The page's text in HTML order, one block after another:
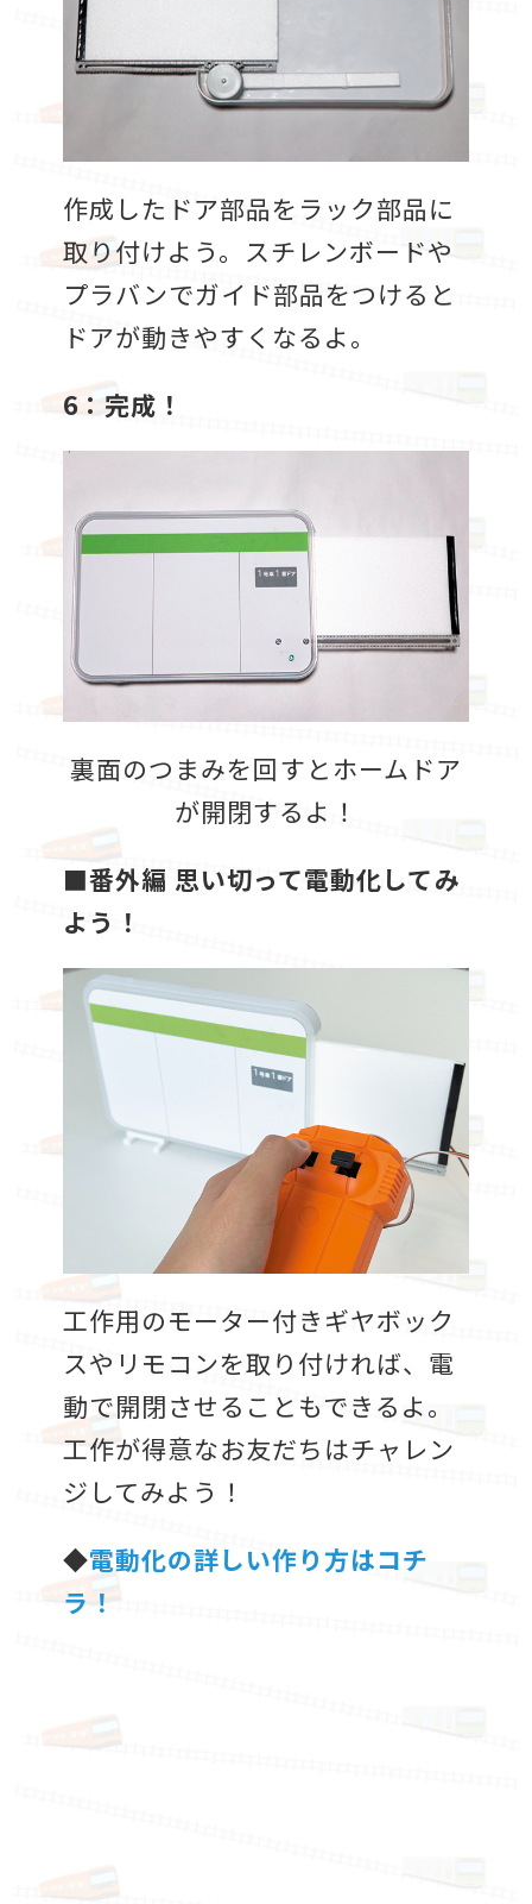
作成したドア部品をラック部品に
取り付けよう。スチレンボードや
プラバンでガイド部品をつけると
ドアが動きやすくなるよ。
6：完成！
裏面のつまみを回すとホームドア
が開閉するよ！
■番外編 思い切って電動化してみ
よう！
工作用のモーター付きギヤボック
スやリモコンを取り付ければ、電
動で開閉させることもできるよ。
工作が得意なお友だちはチャレン
ジしてみよう！
◆電動化の詳しい作り方はコチ
ラ！